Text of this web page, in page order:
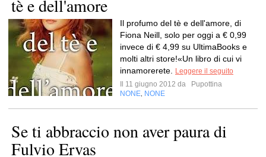
tè e dell'amore
Il profumo del tè e dell'amore, di
Fiona Neill, solo per oggi a € 0,99
invece di € 4,99 su UltimaBooks e
molti altri store!«Un libro di cui vi
innamorerete.
Leggere il seguito
Il 11 giugno 2012 da
Pupottina
NONE NONE
Se ti abbraccio non aver paura di
Fulvio Ervas